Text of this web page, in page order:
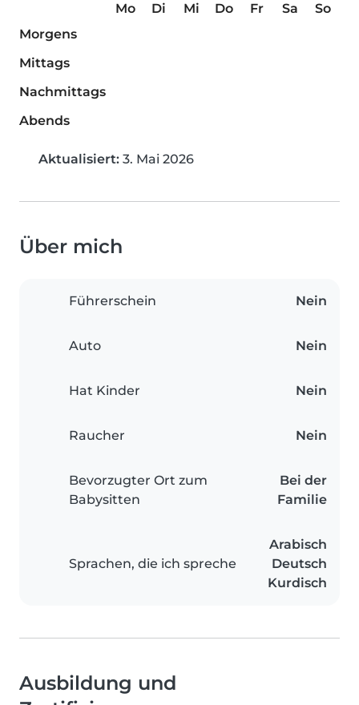
Mo Di Mi Do Fr Sa
So
Morgens
Mittags
Nachmittags
Abends
Aktualisiert: 3. Mai 2026
Über mich
Führerschein Nein
Auto Nein
Hat Kinder Nein
Raucher Nein
Bevorzugter Ort zum
Babysitten
Bei der
Familie
Sprachen, die ich spreche
Arabisch
Deutsch
Kurdisch
Ausbildung und